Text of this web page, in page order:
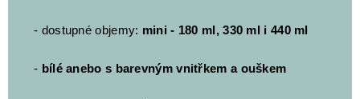
- dostupné objemy: mini - 180 ml, 330 ml i 440 ml
- bílé anebo s barevným vnitřkem a ouškem